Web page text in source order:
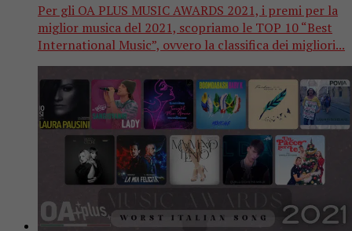
Per gli OA PLUS MUSIC AWARDS 2021, i premi per la
miglior musica del 2021, scopriamo le TOP 10 “Best
International Music”, ovvero la classifica dei migliori...